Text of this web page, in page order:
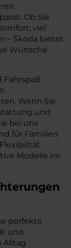
Ob Sie
viel
– Škoda bietet
Wünsche
Fahrspaß
Wenn Sie
und
bei uns
für Familien
Modelle im
perfekte
und
Alltag